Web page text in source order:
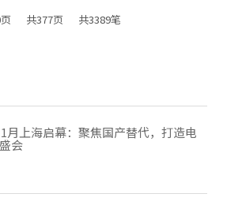
共377页 共3389笔
月上海启幕：聚焦国产替代，打造电
会